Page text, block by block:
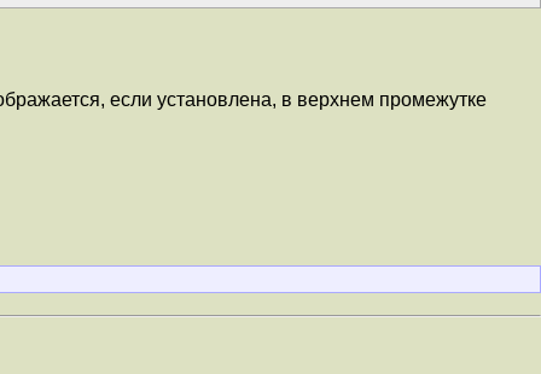
если установлена, в верхнем промежутке